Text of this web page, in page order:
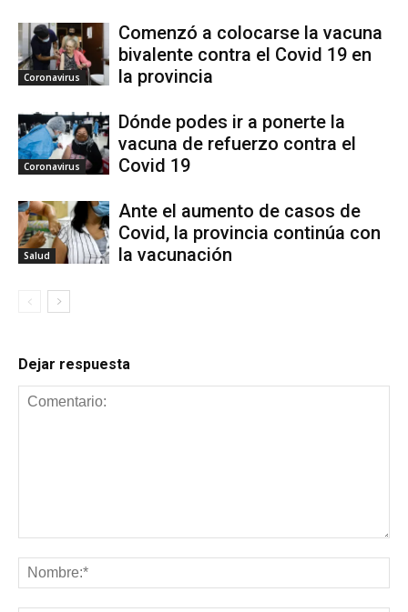
Coronavirus
Comenzó a colocarse la vacuna
bivalente contra el Covid 19 en
la provincia
Coronavirus
Dónde podes ir a ponerte la
vacuna de refuerzo contra el
Covid 19
Salud
Ante el aumento de casos de
Covid, la provincia continúa con
la vacunación
Dejar respuesta